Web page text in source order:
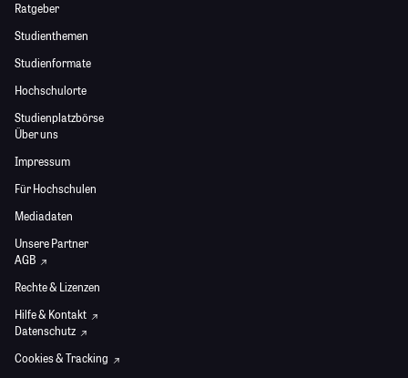
Ratgeber
Studienthemen
Studienformate
Hochschulorte
Studienplatzbörse
Über uns
Impressum
Für Hochschulen
Mediadaten
Unsere Partner
AGB
Rechte & Lizenzen
Hilfe & Kontakt
Datenschutz
Cookies & Tracking